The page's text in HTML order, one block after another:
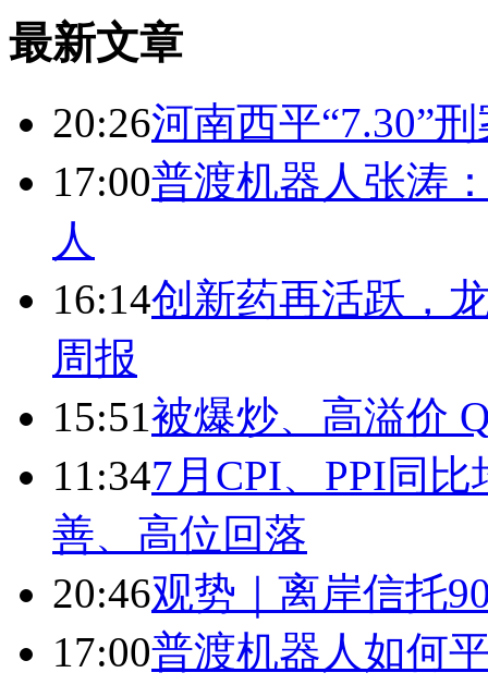
最新文章
20:26河南西平“7.30”
17:00普渡机器人张涛
人
16:14创新药再活跃，
周报
15:51被爆炒、高溢价
11:347月CPI、PPI同
善、高位回落
20:46观势｜离岸信托
17:00普渡机器人如何